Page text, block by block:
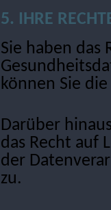
5. IHRE
Sie haben das
können Sie
Darüber
das Recht auf
der
zu.